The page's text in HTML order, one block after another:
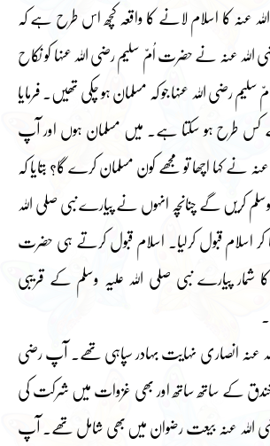
عنہ کا اسلام لانے کا واقعہ کچھ اس طرح ہے کہ
عنہ نے حضرت اُمّ سلیم رضی اللہ عنہا کو نکاح
سلیم رضی اللہ عنہا جو کہ مسلمان ہو چکی تھیں۔ فرمایا
کس طرح ہو سکتا ہے۔ میں مسلمان ہوں اور آپ
عنہ نے کہا اچھا تو مجھے کون مسلمان کرے گا؟ بتایا کہ
وسلم کریں گے چنانچہ انہوں نے پیارے نبی صلی اللہ
اسلام قبول کرلیا۔ اسلام قبول کرتے ہی حضرت
کا شمار پیارے نبی صلی اللہ علیہ وسلم کے قریبی
عنہ انصاری نہایت بہادر سپاہی تھے۔ آپ رضی
خندق کے ساتھ ساتھ اور بھی غزوات میں شرکت کی
اللہ عنہ بیعت رضوان میں بھی شامل تھے۔ آپ